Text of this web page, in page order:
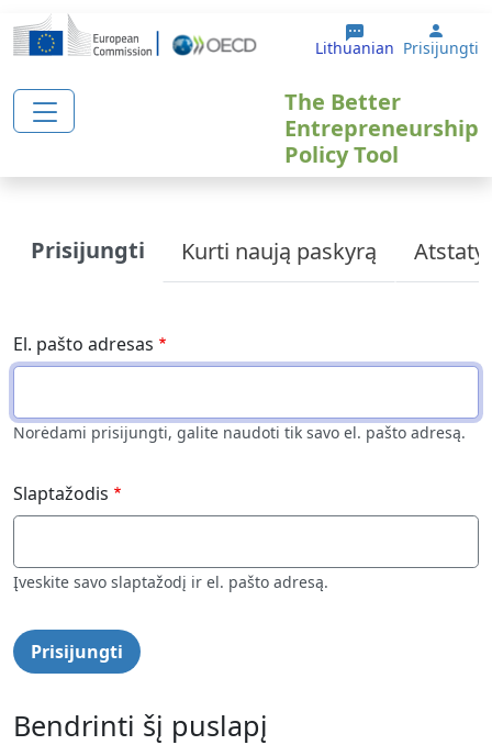
Pereiti į pagrindinį turinį
Lithuanian User
Prisijungti
The Better
Entrepreneurship
Policy Tool
Primary tabs
Prisijungti Kurti naują paskyrą
El. pašto adresas
Norėdami prisijungti, galite naudoti tik savo el. pašto adresą.
Slaptažodis
Įveskite savo slaptažodį ir el. pašto adresą.
Bendrinti šį puslapį